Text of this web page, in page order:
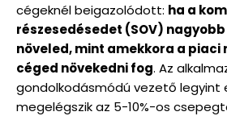
cégeknél beigazolódott: ha a
részesedésedet (SOV)
növeled, mint amekkora a piaci
céged növekedni fog. Az
gondolkodásmódú vezető legyint
megelégszik az 5-10%-os